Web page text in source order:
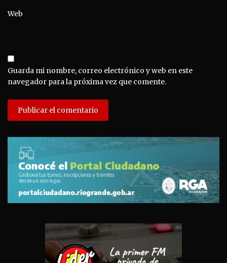
Web
Guarda mi nombre, correo electrónico y web en este
navegador para la próxima vez que comente.